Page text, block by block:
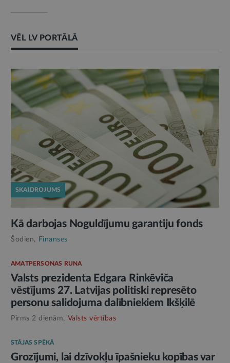
VĒL LV PORTĀLĀ
SKAIDROJUMS
Kā darbojas Noguldījumu garantiju fonds
Šodien, Finanses
AMATPERSONAS RUNA
Valsts prezidenta Edgara Rinkēviča
vēstījums 27. Latvijas politiski represēto
personu salidojuma dalībniekiem Ikšķilē
Pirms 2 dienām, Valsts vērtības
STĀJAS SPĒKĀ
Grozījumi, lai dzīvokļu īpašnieku kopības var